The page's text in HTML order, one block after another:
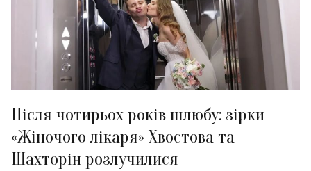
Після чотирьох років шлюбу: зірки
«Жіночого лікаря» Хвостова та
Шахторін розлучилися